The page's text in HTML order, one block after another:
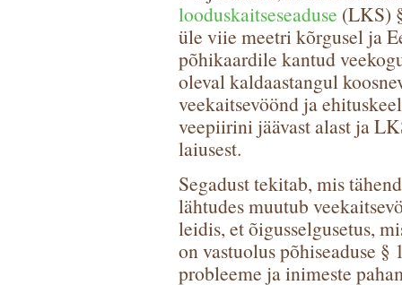
looduskaitseseaduse (LKS)
üle viie meetri kõrgusel ja
põhikaardile kantud
oleval kaldaastangul
veekaitsevöönd ja
veepiirini jäävast alast ja
laiusest.
Segadust tekitab, mis
lähtudes muutub
leidis, et õigusselgusetus,
on vastuolus põhiseaduse
probleeme ja inimeste